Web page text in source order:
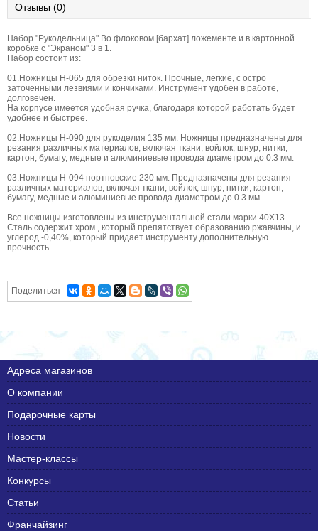
Отзывы (0)
Набор "Рукодельница" Во флоковом [бархат] ложементе и в картонной
коробке с "Экраном" 3 в 1.
Набор состоит из:
01.Ножницы Н-065 для обрезки ниток. Прочные, легкие, с остро
заточенными лезвиями и кончиками. Инструмент удобен в работе,
долговечен.
На корпусе имеется удобная ручка, благодаря которой работать будет
удобнее и быстрее.
02.Ножницы Н-090 для рукоделия 135 мм. Ножницы предназначены для
резания различных материалов, включая ткани, войлок, шнур, нитки,
картон, бумагу, медные и алюминиевые провода диаметром до 0.3 мм.
03.Ножницы Н-094 портновские 230 мм. Предназначены для резания
различных материалов, включая ткани, войлок, шнур, нитки, картон,
бумагу, медные и алюминиевые провода диаметром до 0.3 мм.
Все ножницы изготовлены из инструментальной стали марки 40Х13.
Сталь содержит хром , который препятствует образованию ржавчины, и
углерод -0,40%, который придает инструменту дополнительную
прочность.
Поделиться
Адреса магазинов
О компании
Подарочные карты
Новости
Мастер-классы
Конкурсы
Статьи
Франчайзинг